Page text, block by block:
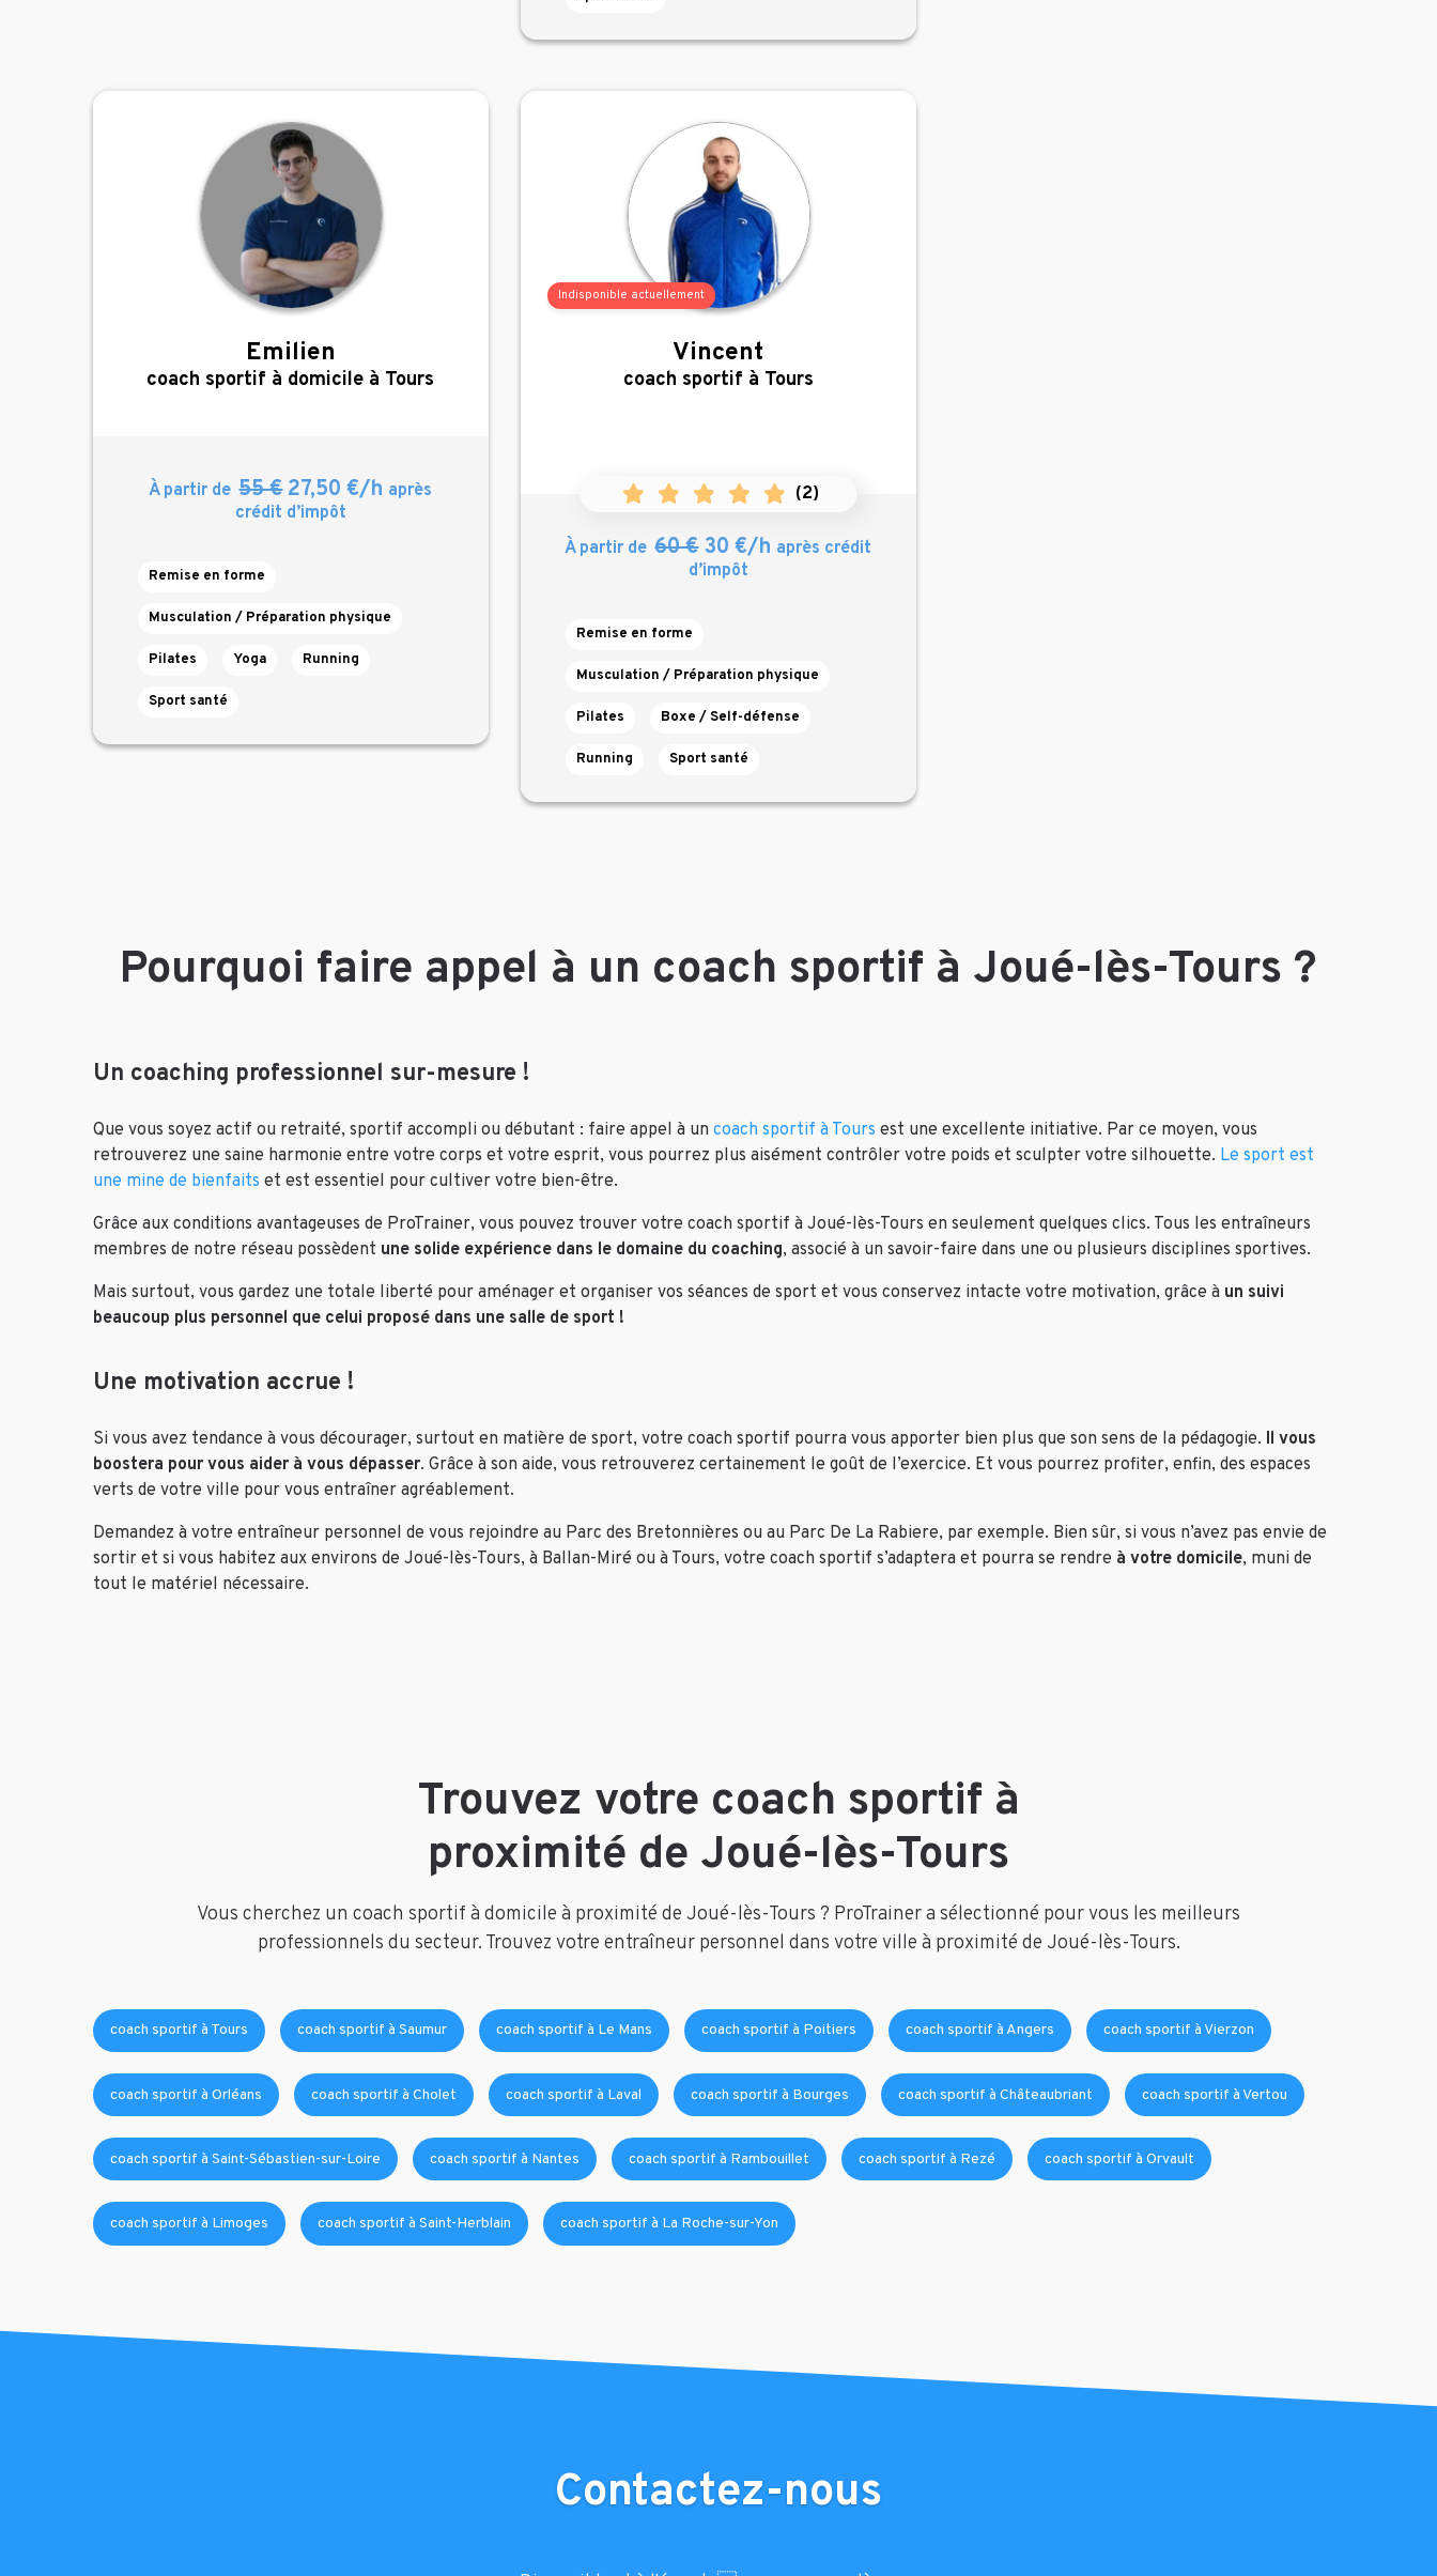
Emilien
,
coach sportif à domicile à Tours
À partir de 55 €27,50 €/h après
crédit d’impôt
Remise en forme
Musculation / Préparation physique
Pilates Yoga Running
Sport santé
Indisponible actuellement
Vincent
,
coach sportif à Tours
(2)
À partir de 60 €30 €/h après crédit
d’impôt
Remise en forme
Musculation / Préparation physique
Pilates Boxe / Self-défense
Running Sport santé
Pourquoi faire appel à un coach sportif à Joué-lès-Tours ?
Un coaching professionnel sur-mesure !
Que vous soyez actif ou retraité, sportif accompli ou débutant : faire appel à un coach sportif à Tours est une excellente initiative. Par ce moyen, vous
retrouverez une saine harmonie entre votre corps et votre esprit, vous pourrez plus aisément contrôler votre poids et sculpter votre silhouette. Le sport est
une mine de bienfaits et est essentiel pour cultiver votre bien-être.
Grâce aux conditions avantageuses de ProTrainer, vous pouvez trouver votre coach sportif à Joué-lès-Tours en seulement quelques clics. Tous les entraîneurs
membres de notre réseau possèdent une solide expérience dans le domaine du coaching, associé à un savoir-faire dans une ou plusieurs disciplines sportives.
Mais surtout, vous gardez une totale liberté pour aménager et organiser vos séances de sport et vous conservez intacte votre motivation, grâce à un suivi
beaucoup plus personnel que celui proposé dans une salle de sport !
Une motivation accrue !
Si vous avez tendance à vous décourager, surtout en matière de sport, votre coach sportif pourra vous apporter bien plus que son sens de la pédagogie. Il vous
boostera pour vous aider à vous dépasser. Grâce à son aide, vous retrouverez certainement le goût de l’exercice. Et vous pourrez profiter, enfin, des espaces
verts de votre ville pour vous entraîner agréablement.
Demandez à votre entraîneur personnel de vous rejoindre au Parc des Bretonnières ou au Parc De La Rabiere, par exemple. Bien sûr, si vous n’avez pas envie de
sortir et si vous habitez aux environs de Joué-lès-Tours, à Ballan-Miré ou à Tours, votre coach sportif s’adaptera et pourra se rendre à votre domicile, muni de
tout le matériel nécessaire.
Trouvez votre coach sportif à
proximité de Joué-lès-Tours
Vous cherchez un coach sportif à domicile à proximité de Joué-lès-Tours ? ProTrainer a sélectionné pour vous les meilleurs
professionnels du secteur. Trouvez votre entraîneur personnel dans votre ville à proximité de Joué-lès-Tours.
coach sportif à Tours coach sportif à Saumur coach sportif à Le Mans coach sportif à Poitiers coach sportif à Angers coach sportif à Vierzon
coach sportif à Orléans coach sportif à Cholet coach sportif à Laval coach sportif à Bourges coach sportif à Châteaubriant coach sportif à Vertou
coach sportif à Saint-Sébastien-sur-Loire coach sportif à Nantes coach sportif à Rambouillet coach sportif à Rezé coach sportif à Orvault
coach sportif à Limoges coach sportif à Saint-Herblain coach sportif à La Roche-sur-Yon
Contactez-nous